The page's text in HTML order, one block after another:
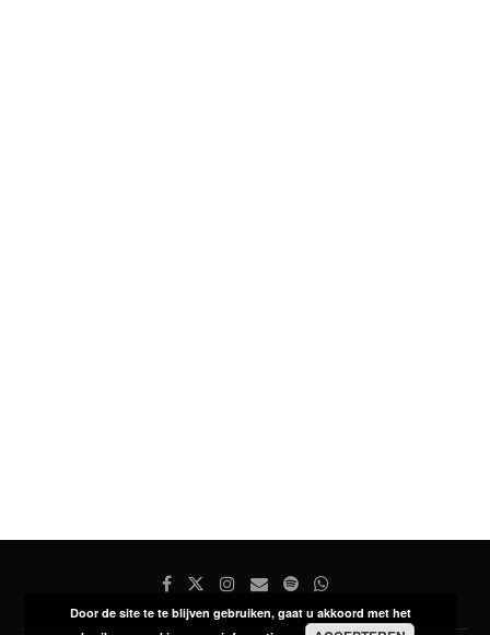
Door de site te te blijven gebruiken, gaat u akkoord met het